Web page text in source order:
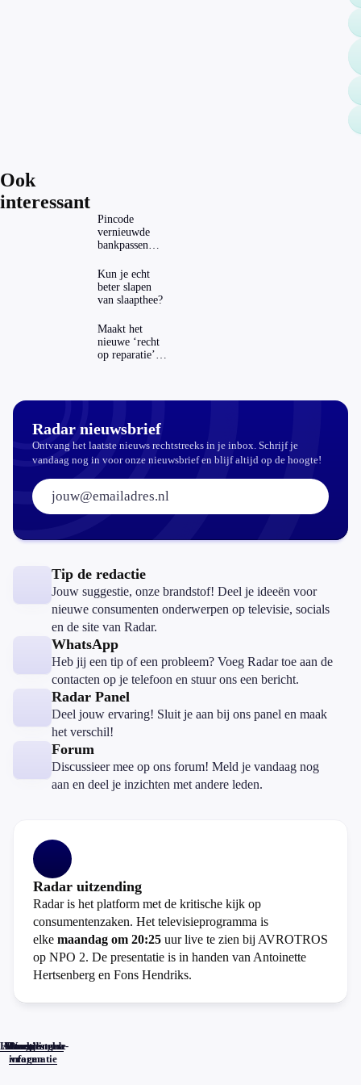
Ook
interessant
Pincode
vernieuwde
bankpassen
ING-app: is dat
wel veilig?
Kun je echt
beter slapen
van slaapthee?
Maakt het
nieuwe ‘recht
op reparatie’
Radar nieuwsbrief
Ontvang het laatste nieuws rechtstreeks in je inbox. Schrijf je
vandaag nog in voor onze nieuwsbrief en blijf altijd op de hoogte!
E-mailadres:
Tip de redactie
Jouw suggestie, onze brandstof! Deel je ideeën voor
nieuwe consumenten onderwerpen op televisie, socials
en de site van Radar.
WhatsApp
Heb jij een tip of een probleem? Voeg Radar toe aan de
contacten op je telefoon en stuur ons een bericht.
Radar Panel
Deel jouw ervaring! Sluit je aan bij ons panel en maak
het verschil!
Forum
Discussieer mee op ons forum! Meld je vandaag nog
aan en deel je inzichten met andere leden.
Radar uitzending
Radar is het platform met de kritische kijk op
consumentenzaken. Het televisieprogramma is
elke maandag om 20:25 uur live te zien bij AVROTROS
op NPO 2. De presentatie is in handen van Antoinette
Hertsenberg en Fons Hendriks.
Home
Actueel
Uitzendingen
Reacties
Programma-
informatie
Veelgestelde
vragen